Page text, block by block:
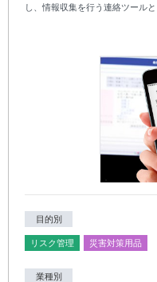
し、情報収集を行う連絡ツール
目的別
リスク管理 災害対策用品
業種別